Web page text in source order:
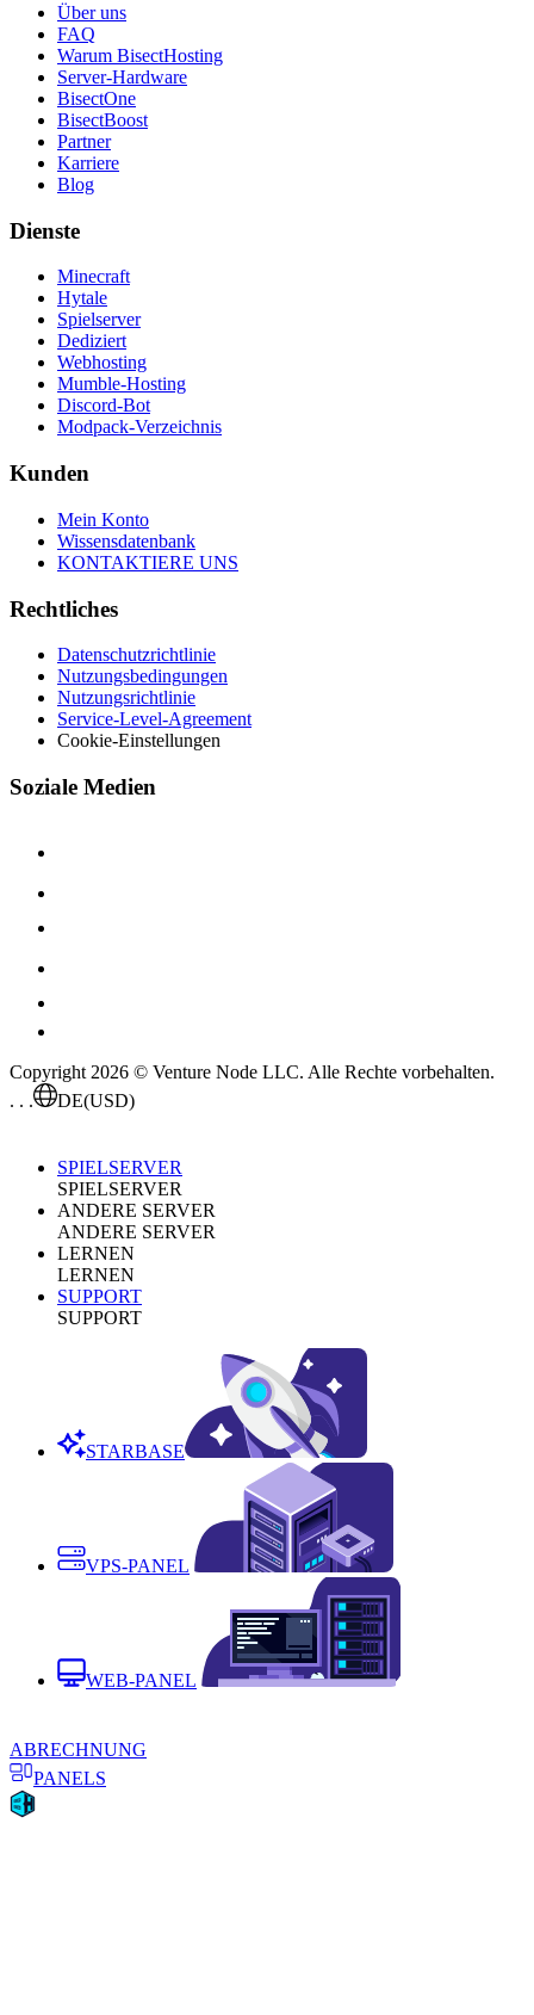
Über uns
FAQ
Warum BisectHosting
Server-Hardware
BisectOne
BisectBoost
Partner
Karriere
Blog
Dienste
Minecraft
Hytale
Spielserver
Dediziert
Webhosting
Mumble-Hosting
Discord-Bot
Modpack-Verzeichnis
Kunden
Mein Konto
Wissensdatenbank
KONTAKTIERE UNS
Rechtliches
Datenschutzrichtlinie
Nutzungsbedingungen
Nutzungsrichtlinie
Service-Level-Agreement
Cookie-Einstellungen
Soziale Medien
Copyright 2026 © Venture Node LLC. Alle Rechte vorbehalten.
. . .
DE(USD)
SPIELSERVER
SPIELSERVER
ANDERE SERVER
ANDERE SERVER
LERNEN
LERNEN
SUPPORT
SUPPORT
STARBASE
VPS-PANEL
WEB-PANEL
ABRECHNUNG
PANELS